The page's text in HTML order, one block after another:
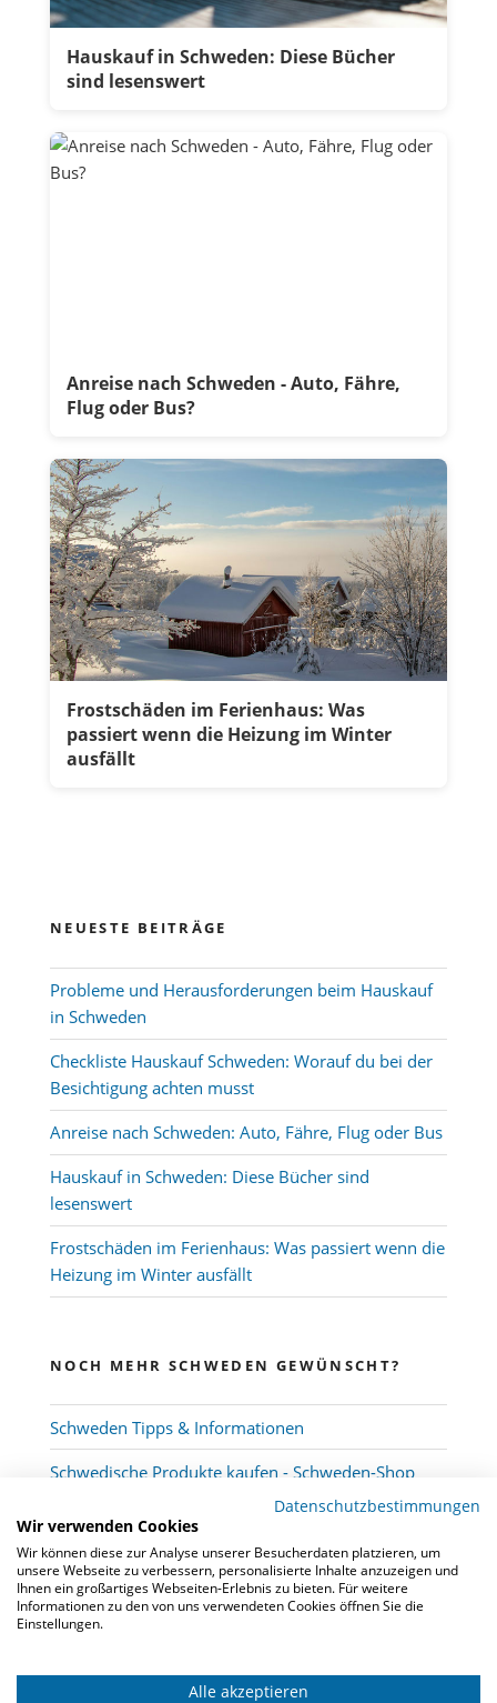
Hauskauf in Schweden: Diese Bücher
sind lesenswert
Anreise nach Schweden - Auto, Fähre,
Flug oder Bus?
Frostschäden im Ferienhaus: Was
passiert wenn die Heizung im Winter
ausfällt
NEUESTE BEITRÄGE
Probleme und Herausforderungen beim Hauskauf
in Schweden
Checkliste Hauskauf Schweden: Worauf du bei der
Besichtigung achten musst
Anreise nach Schweden: Auto, Fähre, Flug oder Bus
Hauskauf in Schweden: Diese Bücher sind
lesenswert
Frostschäden im Ferienhaus: Was passiert wenn die
Heizung im Winter ausfällt
NOCH MEHR SCHWEDEN GEWÜNSCHT?
Schweden Tipps & Informationen
Schwedische Produkte kaufen - Schweden-Shop
Datenschutzbestimmungen
Wir verwenden Cookies
Wir können diese zur Analyse unserer Besucherdaten platzieren, um
unsere Webseite zu verbessern, personalisierte Inhalte anzuzeigen und
Ihnen ein großartiges Webseiten-Erlebnis zu bieten. Für weitere
Informationen zu den von uns verwendeten Cookies öffnen Sie die
Einstellungen.
Alle akzeptieren